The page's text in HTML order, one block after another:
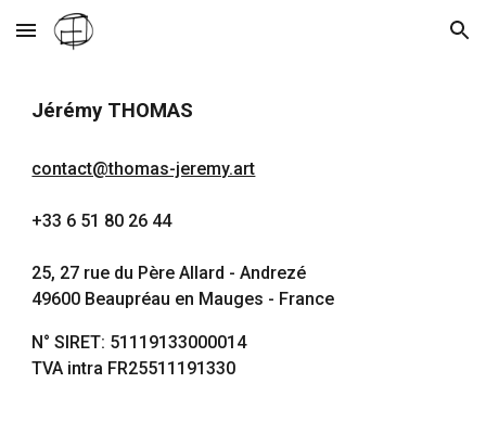
Skip to main content Skip to navigation
Jérémy THOMAS
contact@thomas-jeremy.art
+33 6 51 80 26 44
25, 27 rue du Père Allard - Andrezé
49600 Beaupréau en Mauges - France
N° SIRET: 51119133000014
TVA intra FR25511191330